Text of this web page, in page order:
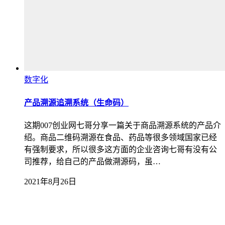
数字化
产品溯源追溯系统（生命码）
这期007创业网七哥分享一篇关于商品溯源系统的产品介
绍。商品二维码溯源在食品、药品等很多领域国家已经
有强制要求，所以很多这方面的企业咨询七哥有没有公
司推荐，给自己的产品做溯源码，虽…
2021年8月26日